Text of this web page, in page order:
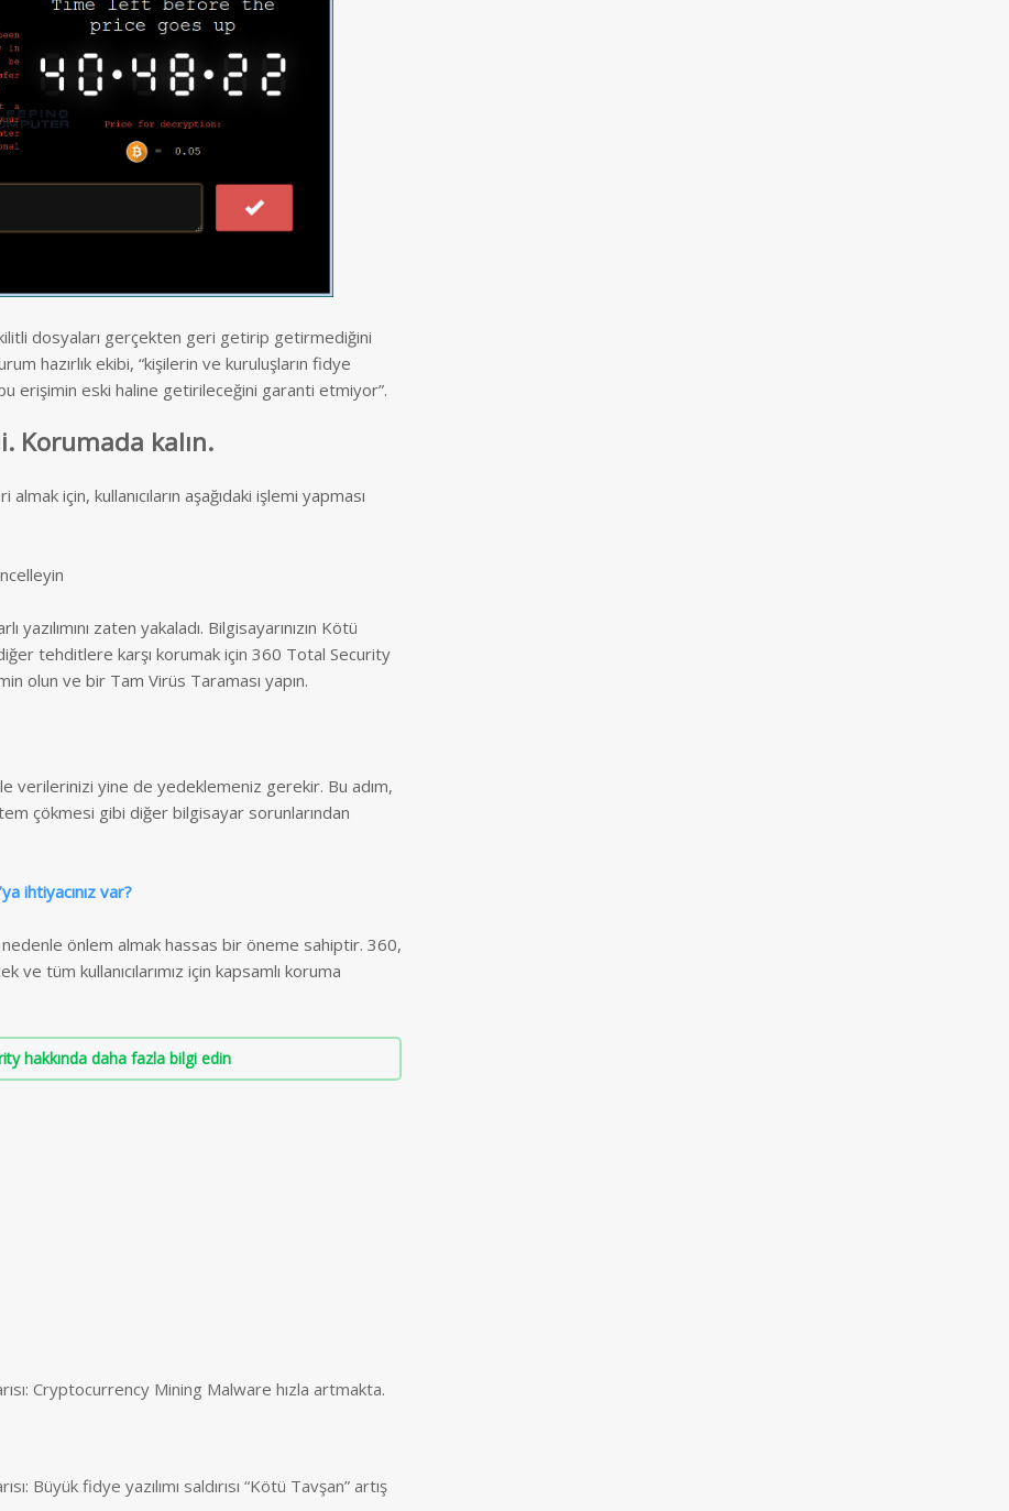
dosyaları gerçekten geri getirip getirmediğini
hazırlık ekibi, “kişilerin ve kuruluşların fidye
erişimin eski haline getirileceğini garanti etmiyor”.
Korumada kalın.
için, kullanıcıların aşağıdaki işlemi yapması
zaten yakaladı. Bilgisayarınızın Kötü
tehditlere karşı korumak için 360 Total Security
olun ve bir Tam Virüs Taraması yapın.
verilerinizi yine de yedeklemeniz gerekir. Bu adım,
çökmesi gibi diğer bilgisayar sorunlarından
ihtiyacınız var?
nedenle önlem almak hassas bir öneme sahiptir. 360,
ve tüm kullanıcılarımız için kapsamlı koruma
hakkında daha fazla bilgi edin
Cryptocurrency Mining Malware hızla artmakta.
Büyük fidye yazılımı saldırısı “Kötü Tavşan” artış